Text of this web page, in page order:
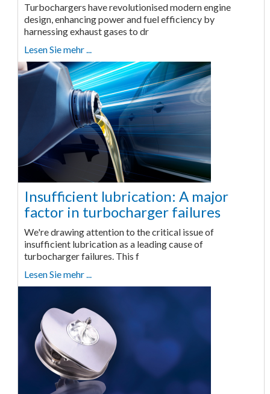
Turbochargers have revolutionised modern engine
design, enhancing power and fuel efficiency by
harnessing exhaust gases to dr
Lesen Sie mehr ...
Insufficient lubrication: A major
factor in turbocharger failures
We're drawing attention to the critical issue of
insufficient lubrication as a leading cause of
turbocharger failures. This f
Lesen Sie mehr ...